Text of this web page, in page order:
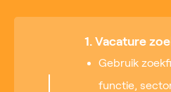
1. Vacature
Gebruik
functie,